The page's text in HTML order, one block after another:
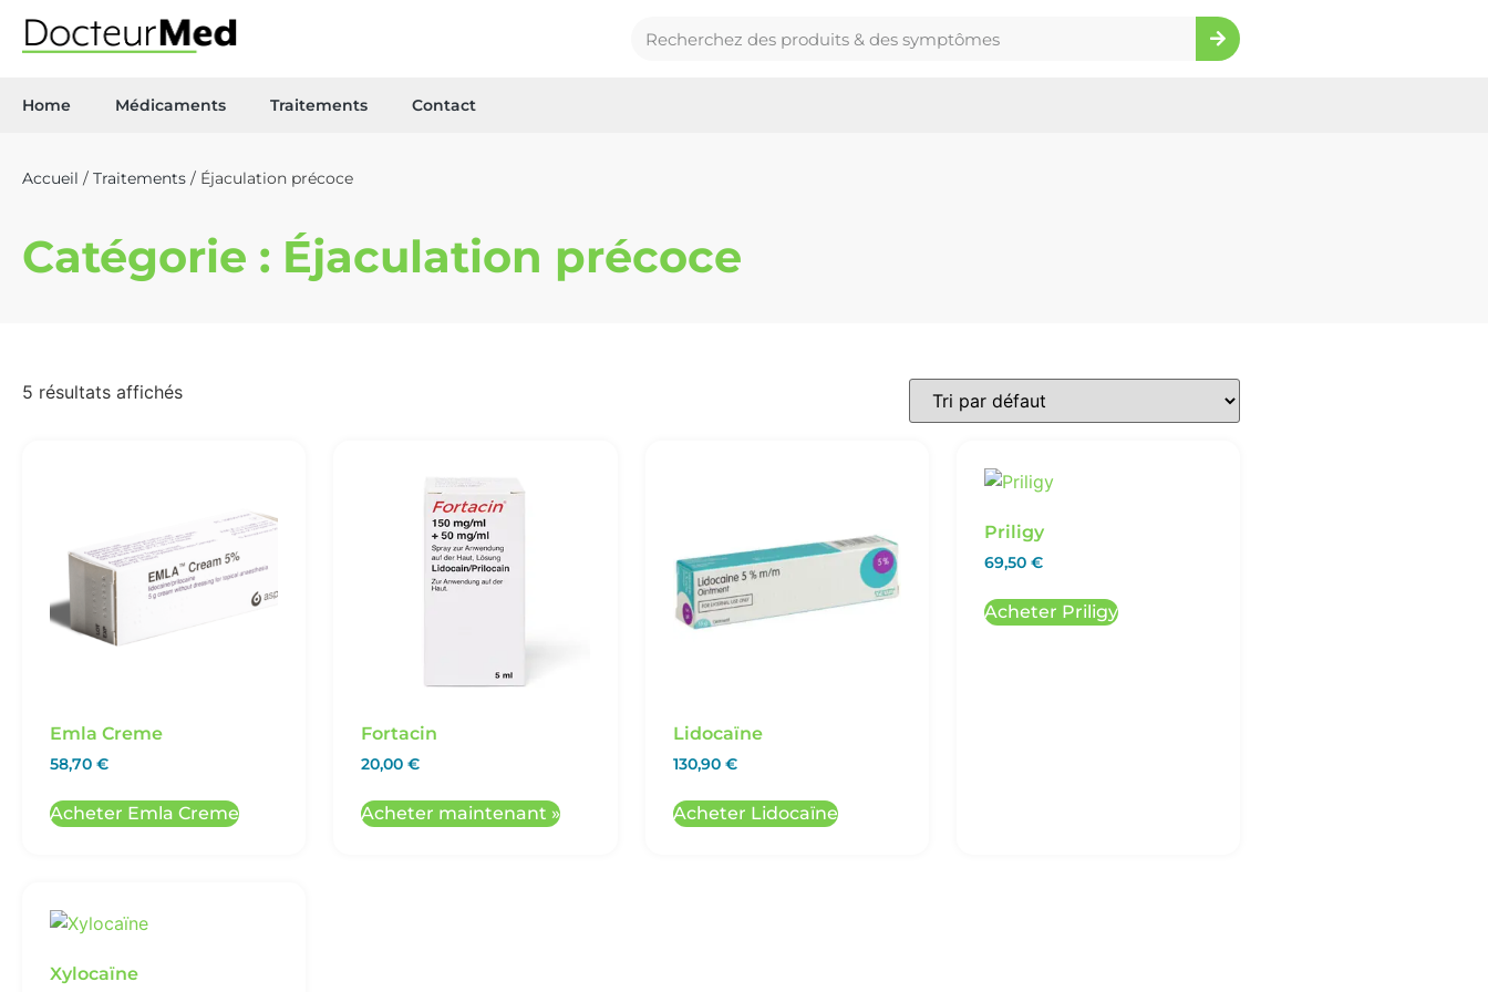
Home Médicaments Traitements Contact
Accueil / Traitements / Éjaculation précoce
Catégorie : Éjaculation précoce
5 résultats affichés
Emla Creme
58,70 €
Acheter Emla Creme
Fortacin
20,00€
Acheter maintenant »
Lidocaïne
130,90 €
Acheter Lidocaïne
Priligy
69,50 €
Acheter Priligy
Xylocaïne